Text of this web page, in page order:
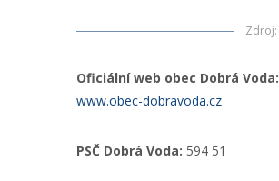
Zdroj:
Oficiální web obec Dobrá Voda:
www.obec-dobravoda.cz
PSČ Dobrá Voda: 594 51